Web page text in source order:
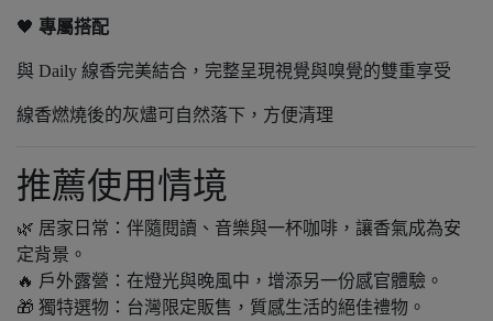
🖤 專屬搭配
與 Daily 線香完美結合，完整呈現視覺與嗅覺的雙重享受
線香燃燒後的灰燼可自然落下，方便清理
推薦使用情境
🌿 居家日常：伴隨閱讀、音樂與一杯咖啡，讓香氣成為安
定背景。
🔥 戶外露營：在燈光與晚風中，增添另一份感官體驗。
🎁 獨特選物：台灣限定販售，質感生活的絕佳禮物。